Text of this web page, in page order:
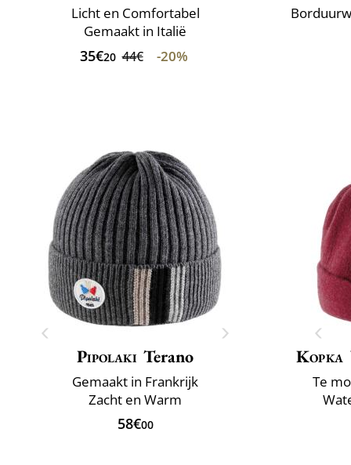
Licht en Comfortabel
Gemaakt in Italië
35€20 44€ -20%
Pipolaki Terano
Gemaakt in Frankrijk
Zacht en Warm
58€00
Kopka
Te